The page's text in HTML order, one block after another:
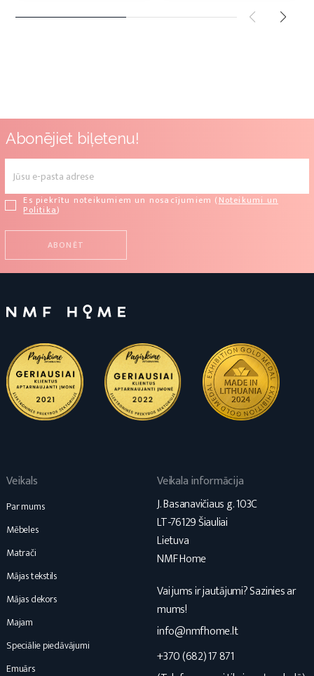
Abonējiet biļetenu!
Es piekrītu noteikumiem un nosacījumiem (Noteikumi un
Politika)
Veikals
Par mums
Mēbeles
Matrači
Mājas tekstils
Mājas dekors
Majam
Speciālie piedāvājumi
Emuārs
Veikala informācija
J. Basanavičiaus g. 103C
LT-76129 Šiauliai
Lietuva
NMF Home
Vai jums ir jautājumi? Sazinies ar
mums!
info@nmfhome.lt
+370 (682) 17 871